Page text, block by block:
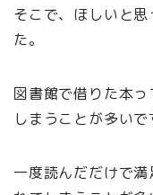
そこで、ほしいと
た。
図書館で借りた本
しまうことが多いで
一度読んだだけで